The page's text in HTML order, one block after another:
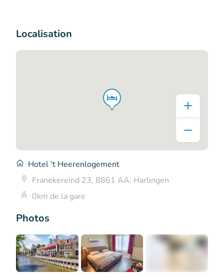
Photos
Localisation
Hotel 't Heerenlogement
Franekereind 23, 8861 AA, Harlingen
0km de la gare